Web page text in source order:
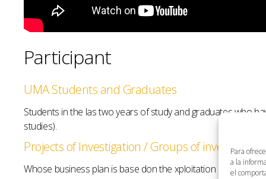
Para
a la
el
Participant
UMA Students and Graduates
Students in the las two years of study and graduates who
studies).
Projects of Investigation / Groups of investigation
Whose business plan is base don the xploitation of